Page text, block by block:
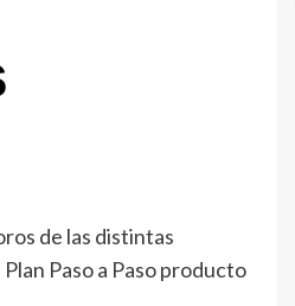
de las distintas
Paso a Paso producto